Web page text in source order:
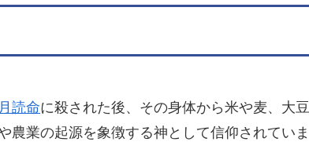
月読命に殺された後、その身体から米や麦、大豆
農業の起源を象徴する神として信仰されていま